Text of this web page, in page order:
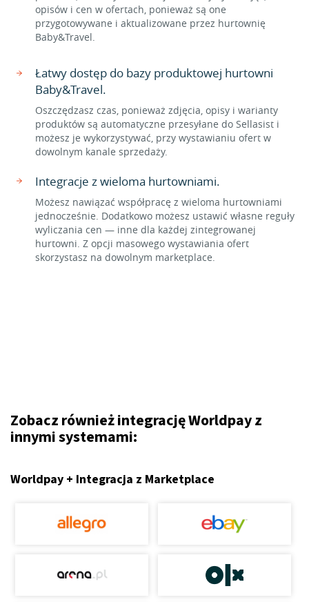
opisów i cen w ofertach, ponieważ są one
przygotowywane i aktualizowane przez hurtownię
Baby&Travel.
Łatwy dostęp do bazy produktowej hurtowni
Baby&Travel.
Oszczędzasz czas, ponieważ zdjęcia, opisy i warianty
produktów są automatyczne przesyłane do Sellasist i
możesz je wykorzystywać, przy wystawianiu ofert w
dowolnym kanale sprzedaży.
Integracje z wieloma hurtowniami.
Możesz nawiązać współpracę z wieloma hurtowniami
jednocześnie. Dodatkowo możesz ustawić własne reguły
wyliczania cen — inne dla każdej zintegrowanej
hurtowni. Z opcji masowego wystawiania ofert
skorzystasz na dowolnym marketplace.
Zobacz również integrację Worldpay z
innymi systemami:
Worldpay + Integracja z Marketplace